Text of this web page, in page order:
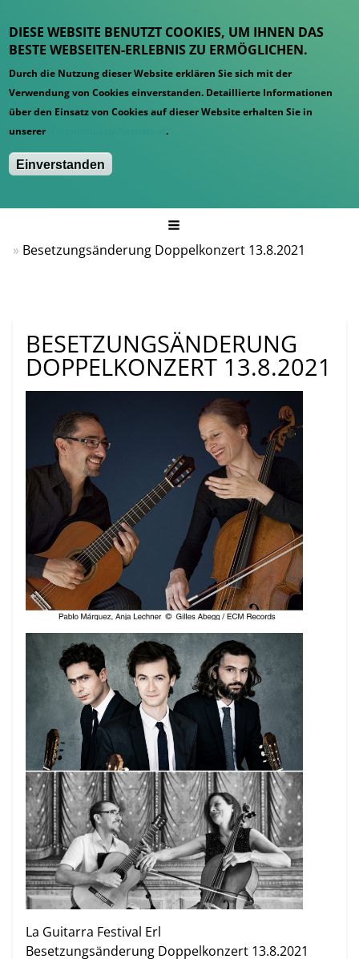
DIESE WEBSITE BENUTZT COOKIES, UM IHNEN DAS
BESTE WEBSEITEN-ERLEBNIS ZU ERMÖGLICHEN.
Durch die Nutzung dieser Website erklären Sie sich mit der
Verwendung von Cookies einverstanden. Detaillierte Informationen
über den Einsatz von Cookies auf dieser Website erhalten Sie in
unserer
Datenschutzinformation.
Einverstanden
Besetzungsänderung Doppelkonzert 13.8.2021
BESETZUNGSÄNDERUNG
DOPPELKONZERT 13.8.2021
La Guitarra Festival Erl
Besetzungsänderung Doppelkonzert 13.8.2021